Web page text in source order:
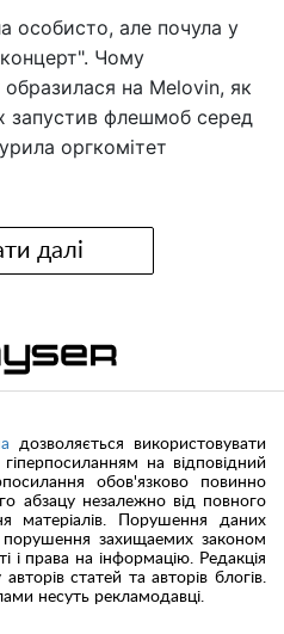
особисто, але почула у
концерт". Чому
на Melovin, як
запустив флешмоб серед
оргкомітет
далі
дозволяється використовувати
на відповідний
обов'язково повинно
абзацу незалежно від повного
матеріалів. Порушення даних
захищаемих законом
і права на інформацію. Редакція
статей та авторів блогів.
несуть рекламодавці.